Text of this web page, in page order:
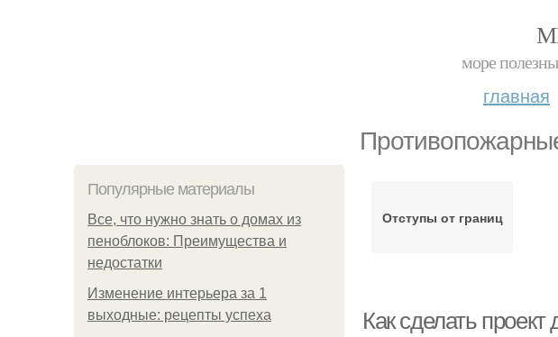
море
главная
Популярные материалы
Все, что нужно знать о домах из
пеноблоков: Преимущества и
недостатки
Изменение интерьера за 1
выходные: рецепты успеха
Отступы от границ
Как сделать